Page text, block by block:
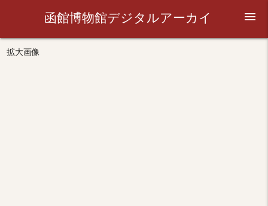
函館博物館デジタルアーカイ
menu
拡大画像